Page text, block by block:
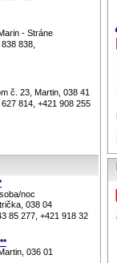
- Stráne
838,
č. 23, Martin, 038 41
814, +421 908 255
noc
038 04
85 277, +421 918 32
036 01